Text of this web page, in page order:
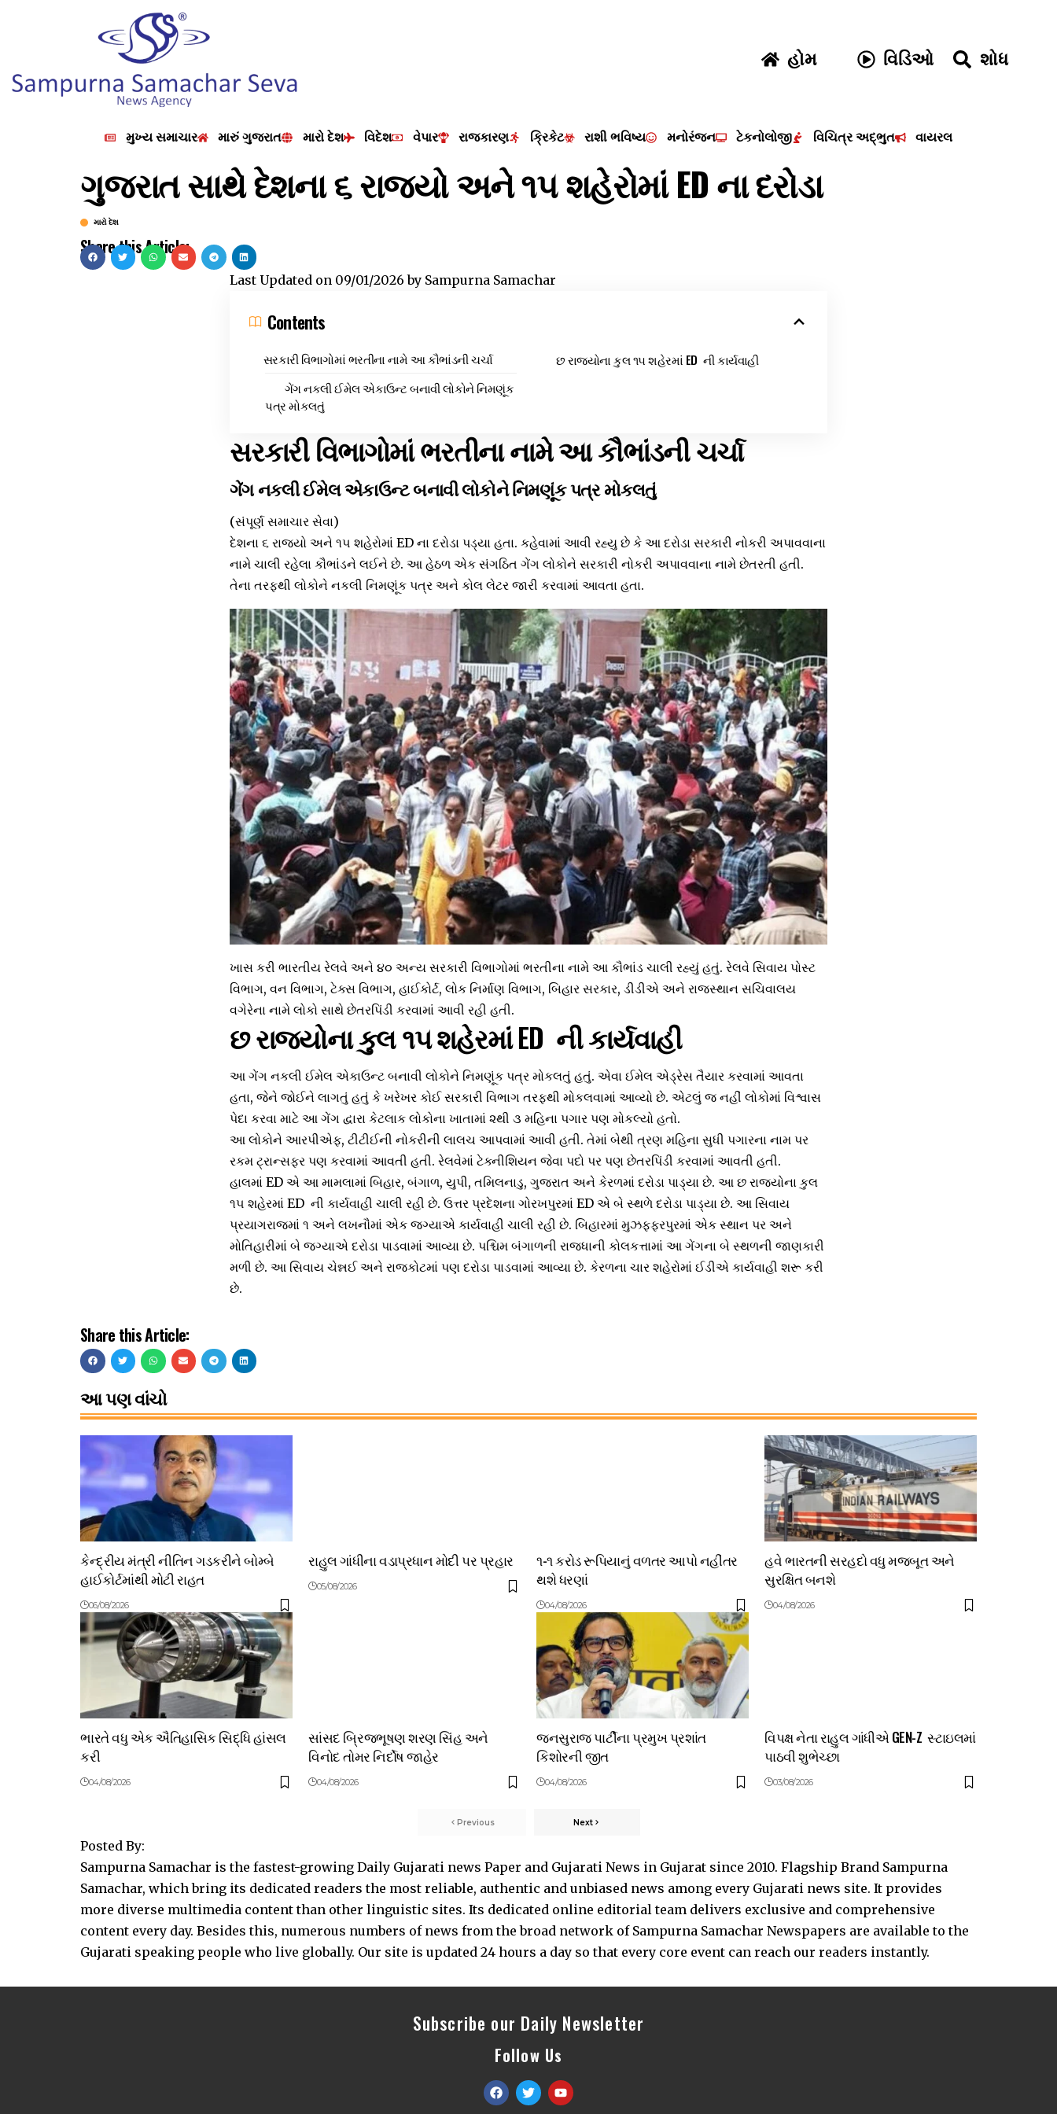
હોમ વિડિઓ શોધ
મુખ્ય સમાચાર મારું ગુજરાત મારો દેશ વિદેશ વેપાર રાજકારણ ક્રિકેટ રાશી ભવિષ્ય મનોરંજન ટેકનોલોજી વિચિત્ર અદ્ભુત વાયરલ
ગુજરાત સાથે દેશના ૬ રાજ્યો અને ૧૫ શહેરોમાં ED ના દરોડા
મારો દેશ
Share this Article:
Last Updated on 09/01/2026 by Sampurna Samachar
Contents
સરકારી વિભાગોમાં ભરતીના નામે આ કૌભાંડની ચર્ચા
ગેંગ નકલી ઈમેલ એકાઉન્ટ બનાવી લોકોને નિમણૂંક
પત્ર મોકલતું
છ રાજ્યોના કુલ ૧૫ શહેરમાં ED ની કાર્યવાહી
સરકારી વિભાગોમાં ભરતીના નામે આ કૌભાંડની ચર્ચા
ગેંગ નકલી ઈમેલ એકાઉન્ટ બનાવી લોકોને નિમણૂંક પત્ર મોકલતું
(સંપૂર્ણ સમાચાર સેવા)
દેશના ૬ રાજ્યો અને ૧૫ શહેરોમાં ED ના દરોડા પડ્યા હતા. કહેવામાં આવી રહ્યુ છે કે આ દરોડા સરકારી નોકરી અપાવવાના
નામે ચાલી રહેલા કૌભાંડને લઈને છે. આ હેઠળ એક સંગઠિત ગેંગ લોકોને સરકારી નોકરી અપાવવાના નામે છેતરતી હતી.
તેના તરફથી લોકોને નકલી નિમણૂંક પત્ર અને કોલ લેટર જારી કરવામાં આવતા હતા.
ખાસ કરી ભારતીય રેલવે અને ૪૦ અન્ય સરકારી વિભાગોમાં ભરતીના નામે આ કૌભાંડ ચાલી રહ્યું હતું. રેલવે સિવાય પોસ્ટ
વિભાગ, વન વિભાગ, ટેક્સ વિભાગ, હાઈકોર્ટ, લોક નિર્માણ વિભાગ, બિહાર સરકાર, ડીડીએ અને રાજસ્થાન સચિવાલય
વગેરેના નામે લોકો સાથે છેતરપિંડી કરવામાં આવી રહી હતી.
છ રાજ્યોના કુલ ૧૫ શહેરમાં ED ની કાર્યવાહી
આ ગેંગ નકલી ઈમેલ એકાઉન્ટ બનાવી લોકોને નિમણૂંક પત્ર મોકલતું હતું. એવા ઈમેલ એડ્રેસ તૈયાર કરવામાં આવતા
હતા, જેને જોઈને લાગતું હતું કે ખરેખર કોઈ સરકારી વિભાગ તરફથી મોકલવામાં આવ્યો છે. એટલું જ નહીં લોકોમાં વિશ્વાસ
પેદા કરવા માટે આ ગેંગ દ્વારા કેટલાક લોકોના ખાતામાં ૨થી ૩ મહિના પગાર પણ મોકલ્યો હતો.
આ લોકોને આરપીએફ, ટીટીઈની નોકરીની લાલચ આપવામાં આવી હતી. તેમાં બેથી ત્રણ મહિના સુધી પગારના નામ પર
રકમ ટ્રાન્સફર પણ કરવામાં આવતી હતી. રેલવેમાં ટેક્નીશિયન જેવા પદો પર પણ છેતરપિંડી કરવામાં આવતી હતી.
હાલમાં ED એ આ મામલામાં બિહાર, બંગાળ, યુપી, તમિલનાડુ, ગુજરાત અને કેરળમાં દરોડા પાડ્યા છે. આ છ રાજ્યોના કુલ
૧૫ શહેરમાં ED ની કાર્યવાહી ચાલી રહી છે. ઉત્તર પ્રદેશના ગોરખપુરમાં ED એ બે સ્થળે દરોડા પાડ્યા છે. આ સિવાય
પ્રયાગરાજમાં ૧ અને લખનૌમાં એક જગ્યાએ કાર્યવાહી ચાલી રહી છે. બિહારમાં મુઝફ્ફરપુરમાં એક સ્થાન પર અને
મોતિહારીમાં બે જગ્યાએ દરોડા પાડવામાં આવ્યા છે. પશ્ચિમ બંગાળની રાજધાની કોલકત્તામાં આ ગેંગના બે સ્થળની જાણકારી
મળી છે. આ સિવાય ચેન્નઈ અને રાજકોટમાં પણ દરોડા પાડવામાં આવ્યા છે. કેરળના ચાર શહેરોમાં ઈડીએ કાર્યવાહી શરૂ કરી
છે.
Share this Article:
આ પણ વાંચો
કેન્દ્રીય મંત્રી નીતિન ગડકરીને બોમ્બે
હાઈકોર્ટમાંથી મોટી રાહત
06/08/2026
રાહુલ ગાંધીના વડાપ્રધાન મોદી પર પ્રહાર
05/08/2026
૧-૧ કરોડ રૂપિયાનું વળતર આપો નહીંતર
થશે ધરણાં
04/08/2026
હવે ભારતની સરહદો વધુ મજબૂત અને
સુરક્ષિત બનશે
04/08/2026
ભારતે વધુ એક ઐતિહાસિક સિદ્ધિ હાંસલ
કરી
04/08/2026
સાંસદ બ્રિજભૂષણ શરણ સિંહ અને
વિનોદ તોમર નિર્દોષ જાહેર
04/08/2026
જનસુરાજ પાર્ટીના પ્રમુખ પ્રશાંત
કિશોરની જીત
04/08/2026
વિપક્ષ નેતા રાહુલ ગાંધીએ GEN-Z સ્ટાઇલમાં
પાઠવી શુભેચ્છા
03/08/2026
Previous Next
Posted By:
Sampurna Samachar is the fastest-growing Daily Gujarati news Paper and Gujarati News in Gujarat since 2010. Flagship Brand Sampurna
Samachar, which bring its dedicated readers the most reliable, authentic and unbiased news among every Gujarati news site. It provides
more diverse multimedia content than other linguistic sites. Its dedicated online editorial team delivers exclusive and comprehensive
content every day. Besides this, numerous numbers of news from the broad network of Sampurna Samachar Newspapers are available to the
Gujarati speaking people who live globally. Our site is updated 24 hours a day so that every core event can reach our readers instantly.
Subscribe our Daily Newsletter
Follow Us